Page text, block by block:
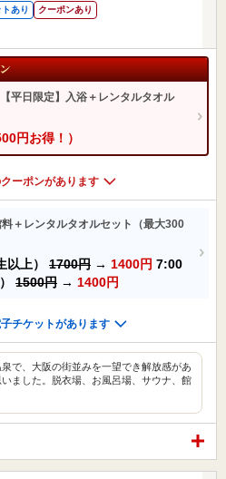
あり クーポンあり
【平日限定】入浴＋レンタルタオル
円お得！）
ーポンがあります
料＋レンタルタオルセット（最大300
以上） 1700円 → 1400円 7:00
1500円 → 1400円
チケットがあります
で、大阪の街並みを一望でき解放感があ
ました。脱衣場、お風呂場、サウナ、館